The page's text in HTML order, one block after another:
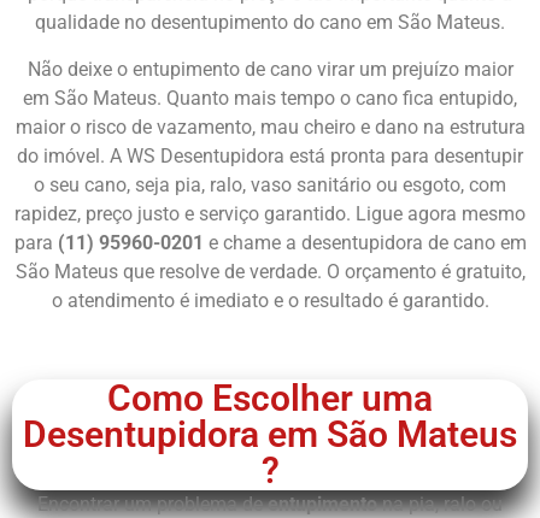
qualidade no desentupimento do cano em São Mateus.
Não deixe o entupimento de cano virar um prejuízo maior
em São Mateus. Quanto mais tempo o cano fica entupido,
maior o risco de vazamento, mau cheiro e dano na estrutura
do imóvel. A WS Desentupidora está pronta para desentupir
o seu cano, seja pia, ralo, vaso sanitário ou esgoto, com
rapidez, preço justo e serviço garantido. Ligue agora mesmo
para (11) 95960-0201 e chame a desentupidora de cano em
São Mateus que resolve de verdade. O orçamento é gratuito,
o atendimento é imediato e o resultado é garantido.
Como Escolher uma
Desentupidora em São Mateus
?
Encontrar um problema deentupimentona pia, ralo ou